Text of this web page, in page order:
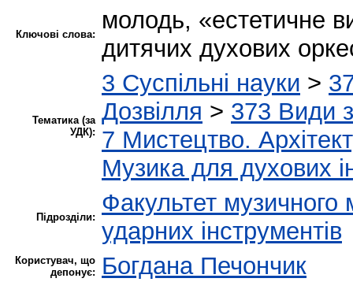
Ключові слова:
молодь, «естетичне
дитячих духових
Тематика (за
УДК):
3 Суспільні науки >
Дозвілля > 373 Види
7 Мистецтво.
Музика для духових
Підрозділи:
Факультет музичного
ударних інструментів
Користувач, що
депонує:
Богдана Печончик